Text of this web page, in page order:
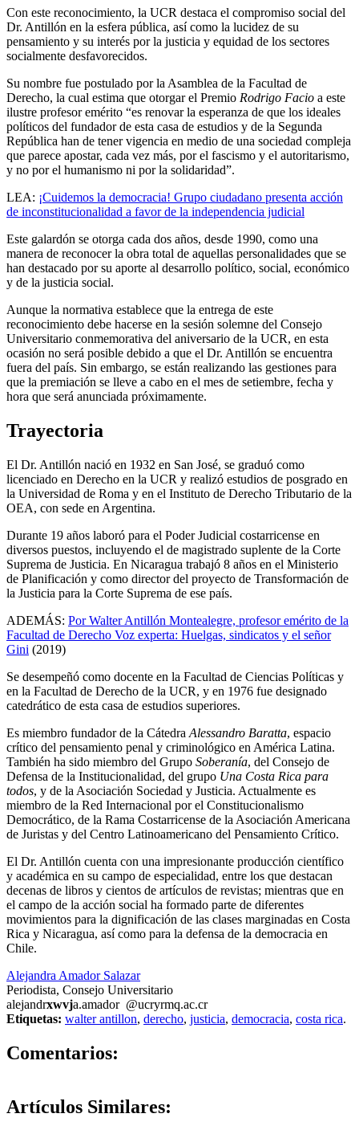
Con este reconocimiento, la UCR destaca el compromiso social del
Dr. Antillón en la esfera pública, así como la lucidez de su
pensamiento y su interés por la justicia y equidad de los sectores
socialmente desfavorecidos.
Su nombre fue postulado por la Asamblea de la Facultad de
Derecho, la cual estima que otorgar el Premio Rodrigo Facio a este
ilustre profesor emérito “es renovar la esperanza de que los ideales
políticos del fundador de esta casa de estudios y de la Segunda
República han de tener vigencia en medio de una sociedad compleja
que parece apostar, cada vez más, por el fascismo y el autoritarismo,
y no por el humanismo ni por la solidaridad”.
LEA: ¡Cuidemos la democracia! Grupo ciudadano presenta acción
de inconstitucionalidad a favor de la independencia judicial
Este galardón se otorga cada dos años, desde 1990, como una
manera de reconocer la obra total de aquellas personalidades que se
han destacado por su aporte al desarrollo político, social, económico
y de la justicia social.
Aunque la normativa establece que la entrega de este
reconocimiento debe hacerse en la sesión solemne del Consejo
Universitario conmemorativa del aniversario de la UCR, en esta
ocasión no será posible debido a que el Dr. Antillón se encuentra
fuera del país. Sin embargo, se están realizando las gestiones para
que la premiación se lleve a cabo en el mes de setiembre, fecha y
hora que será anunciada próximamente.
Trayectoria
El Dr. Antillón nació en 1932 en San José, se graduó como
licenciado en Derecho en la UCR y realizó estudios de posgrado en
la Universidad de Roma y en el Instituto de Derecho Tributario de la
OEA, con sede en Argentina.
Durante 19 años laboró para el Poder Judicial costarricense en
diversos puestos, incluyendo el de magistrado suplente de la Corte
Suprema de Justicia. En Nicaragua trabajó 8 años en el Ministerio
de Planificación y como director del proyecto de Transformación de
la Justicia para la Corte Suprema de ese país.
ADEMÁS: Por Walter Antillón Montealegre, profesor emérito de la
Facultad de Derecho Voz experta: Huelgas, sindicatos y el señor
Gini (2019)
Se desempeñó como docente en la Facultad de Ciencias Políticas y
en la Facultad de Derecho de la UCR, y en 1976 fue designado
catedrático de esta casa de estudios superiores.
Es miembro fundador de la Cátedra Alessandro Baratta, espacio
crítico del pensamiento penal y criminológico en América Latina.
También ha sido miembro del Grupo Soberanía, del Consejo de
Defensa de la Institucionalidad, del grupo Una Costa Rica para
todos, y de la Asociación Sociedad y Justicia. Actualmente es
miembro de la Red Internacional por el Constitucionalismo
Democrático, de la Rama Costarricense de la Asociación Americana
de Juristas y del Centro Latinoamericano del Pensamiento Crítico.
El Dr. Antillón cuenta con una impresionante producción científico
y académica en su campo de especialidad, entre los que destacan
decenas de libros y cientos de artículos de revistas; mientras que en
el campo de la acción social ha formado parte de diferentes
movimientos para la dignificación de las clases marginadas en Costa
Rica y Nicaragua, así como para la defensa de la democracia en
Chile.
Alejandra Amador Salazar
Periodista, Consejo Universitario
alejandrxwvja.amador @ucryrmq.ac.cr
Etiquetas: walter antillon, derecho, justicia, democracia, costa rica.
Comentarios:
Artículos Similares: